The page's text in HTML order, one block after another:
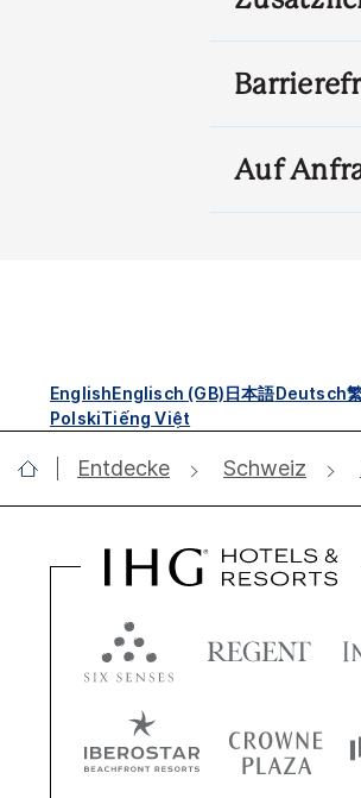
Auf
EnglishEnglisch (GB)日本語Deutsch
PolskiTiếng Việt
Entdecke Schweiz